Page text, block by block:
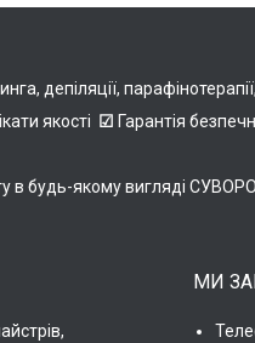
депіляції,
якості ☑ Гарантія
в будь-якому вигляді
МИ